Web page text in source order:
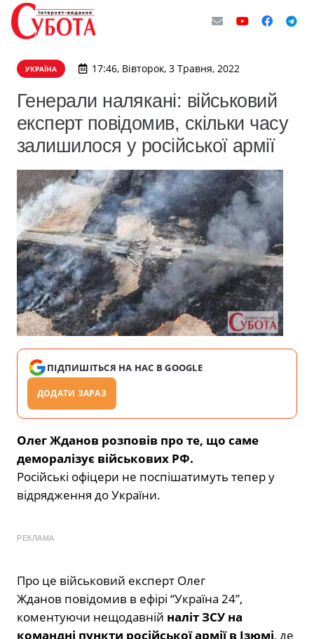
УКРАЇНА 17:46, Вівторок, 3 Травня, 2022
Генерали налякані: військовий
експерт повідомив, скільки часу
залишилося у російської армії
ПІДПИШІТЬСЯ НА НАС В GOOGLE
ДОДАТИ ЗАРАЗ
Олег Жданов розповів про те, що саме
деморалізує військових РФ.
Російські офіцери не поспішатимуть тепер у
відрядження до України.
РЕКЛАМА
Про це військовий експерт Олег
Жданов повідомив в ефірі “Україна 24”,
коментуючи нещодавній наліт ЗСУ на
командні пункти російської армії в Ізюмі, де